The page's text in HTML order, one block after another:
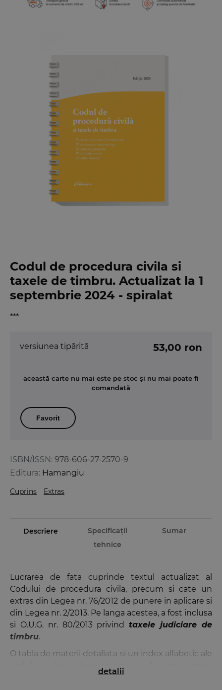
Codul de procedura civila si
taxele de timbru. Actualizat la 1
septembrie 2024 - spiralat
***
ISBN/ISSN: 978-606-27-2570-9
Editura: Hamangiu
Cuprins Extras
versiunea tipărită 53,00 ron
această carte nu mai este pe stoc și nu mai poate fi
comandată
Favorit
Descriere
Specificații
tehnice
Sumar
Lucrarea de fata cuprinde textul actualizat al
Codului de procedura civila, precum si cate un
extras din Legea nr. 76/2012 de punere in aplicare si
din Legea nr. 2/2013. Pe langa acestea, a fost inclusa
si O.U.G. nr. 80/2013 privindtaxele judiciare de
timbru.
O tabla de materii detaliata si un index alfabetic ale
cautarea institutiilor/cuvintelor-cheie.
detalii